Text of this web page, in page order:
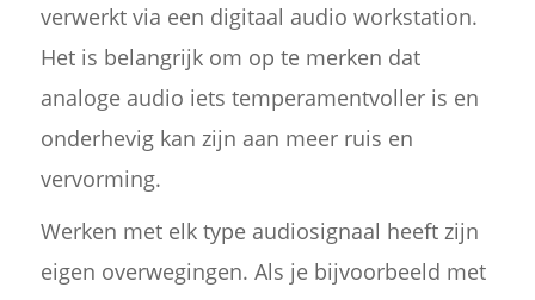
verwerkt via een digitaal audio workstation.
Het is belangrijk om op te merken dat
analoge audio iets temperamentvoller is en
onderhevig kan zijn aan meer ruis en
vervorming.
Werken met elk type audiosignaal heeft zijn
eigen overwegingen. Als je bijvoorbeeld met